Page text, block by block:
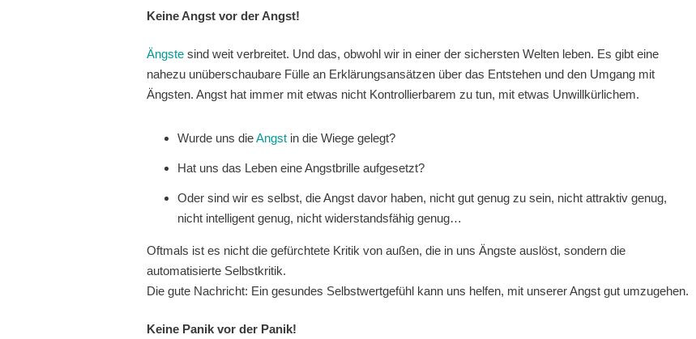
Keine Angst vor der Angst!
Ängste sind weit verbreitet. Und das, obwohl wir in einer der sichersten Welten leben. Es gibt eine
nahezu unüberschaubare Fülle an Erklärungsansätzen über das Entstehen und den Umgang mit
Ängsten. Angst hat immer mit etwas nicht Kontrollierbarem zu tun, mit etwas Unwillkürlichem.
Wurde uns dieAngstin die Wiege gelegt?
Hat uns das Leben eine Angstbrille aufgesetzt?
Oder sind wir es selbst, die Angst davor haben, nicht gut genug zu sein, nicht attraktiv genug,
nicht intelligent genug, nicht widerstandsfähig genug…
Oftmals ist es nicht die gefürchtete Kritik von außen, die in uns Ängste auslöst, sondern die
automatisierte Selbstkritik.
Die gute Nachricht: Ein gesundes Selbstwertgefühl kann uns helfen, mit unserer Angst gut umzugehen.
Keine Panik vor der Panik!